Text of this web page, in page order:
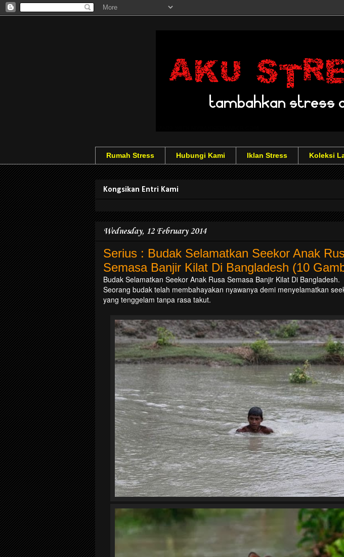
Rumah Stress Hubungi Kami Iklan Stress Koleksi
Kongsikan Entri Kami
Wednesday, 12 February 2014
Serius : Budak Selamatkan Seekor Anak
Semasa Banjir Kilat Di Bangladesh (10
Budak Selamatkan Seekor Anak Rusa Semasa Banjir Kilat Di Bangladesh.
Seorang budak telah membahayakan nyawanya demi menyelamatkan
yang tenggelam tanpa rasa takut.